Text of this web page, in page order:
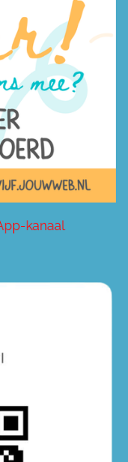
kanaal